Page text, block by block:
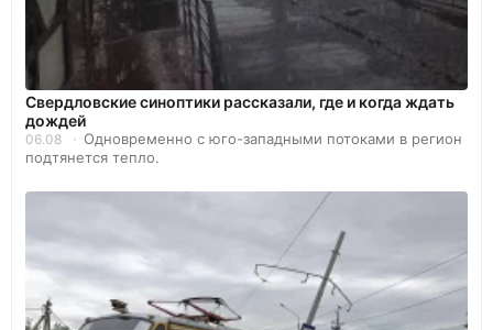
Свердловские синоптики рассказали, где и когда ждать
дождей
06.08
Одновременно с юго-западными потоками в регион
подтянется тепло.